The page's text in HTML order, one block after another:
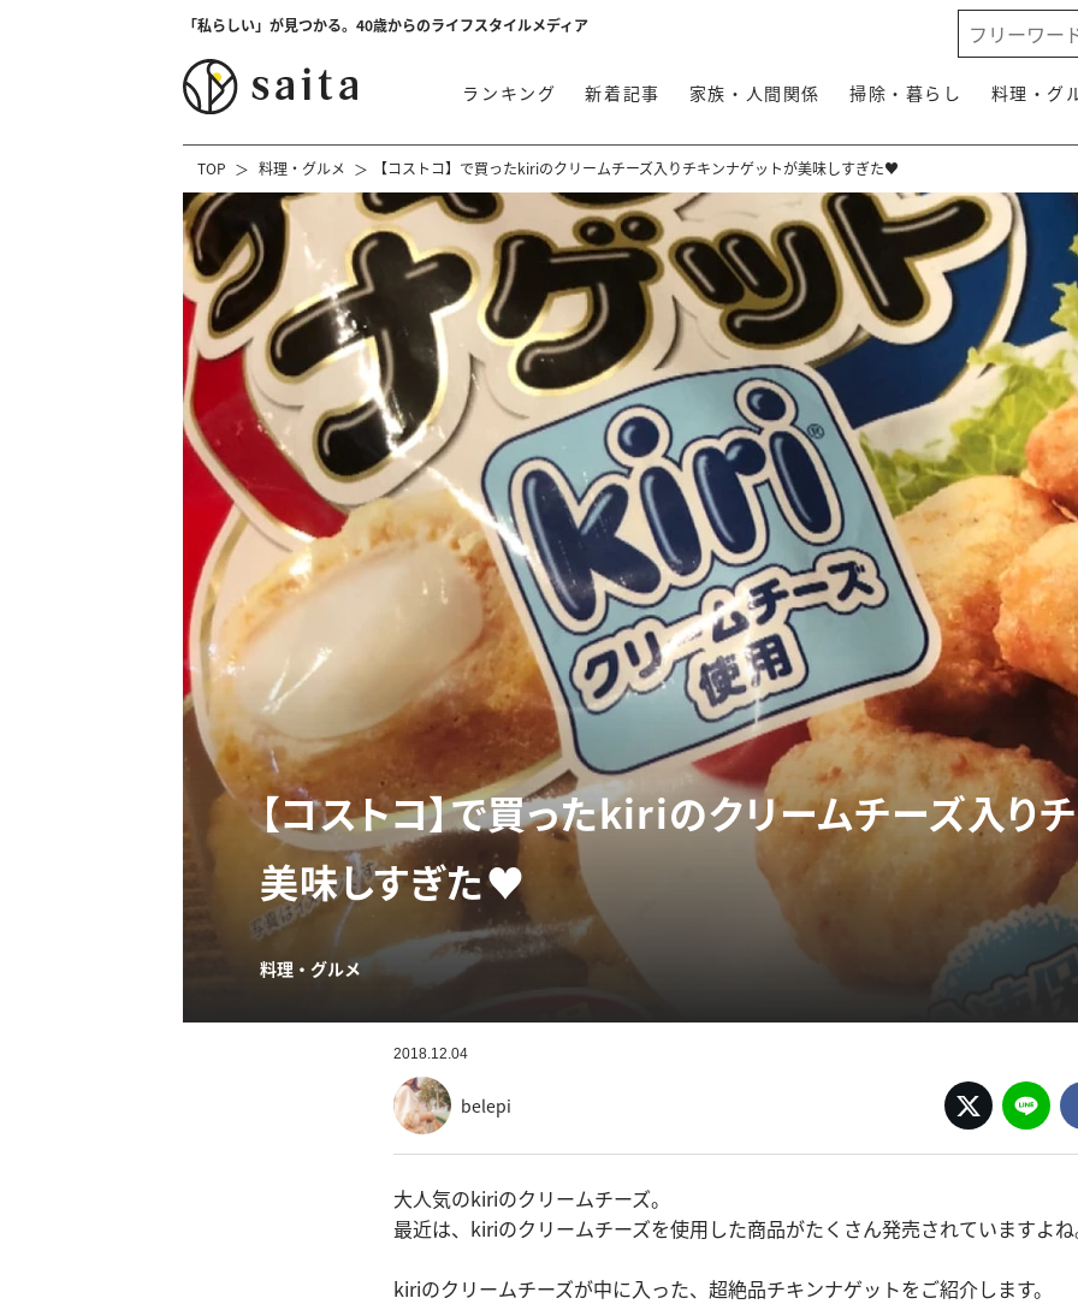
「私らしい」が見つかる。40歳からのライフスタイルメディア
ランキング 新着記事 家族・人間関係 掃除・暮らし 料理・グ
TOP 料理・グルメ 【コストコ】で買ったkiriのクリームチーズ入りチキンナゲットが美味しすぎた♥
【コストコ】で買ったkiriのクリームチーズ入り
美味しすぎた♥
料理・グルメ
2018.12.04
belepi
大人気のkiriのクリームチーズ。
最近は、kiriのクリームチーズを使用した商品がたくさん発売されていますよ
kiriのクリームチーズが中に入った、超絶品チキンナゲットをご紹介します。